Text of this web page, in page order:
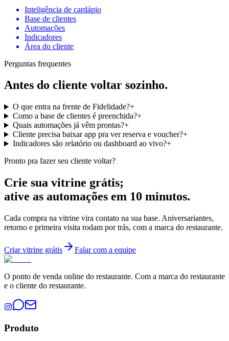
Inteligência de cardápio
Base de clientes
Automações
Indicadores
Área do cliente
Perguntas frequentes
Antes do cliente voltar sozinho.
O que entra na frente de Fidelidade?+
Como a base de clientes é preenchida?+
Quais automações já vêm prontas?+
Cliente precisa baixar app pra ver reserva e voucher?+
Indicadores são relatório ou dashboard ao vivo?+
Pronto pra fazer seu cliente voltar?
Crie sua vitrine grátis;
ative as automações em 10 minutos.
Cada compra na vitrine vira contato na sua base. Aniversariantes,
retorno e primeira visita rodam por trás, com a marca do restaurante.
Criar vitrine grátis Falar com a equipe
O ponto de venda online do restaurante. Com a marca do restaurante
e o cliente do restaurante.
Produto